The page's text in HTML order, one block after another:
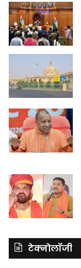
टेक्नोलॉजी